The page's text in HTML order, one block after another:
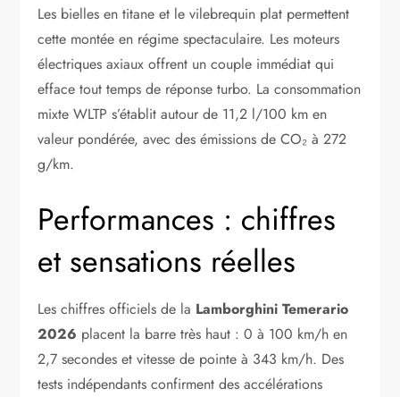
Les bielles en titane et le vilebrequin plat permettent
cette montée en régime spectaculaire. Les moteurs
électriques axiaux offrent un couple immédiat qui
efface tout temps de réponse turbo. La consommation
mixte WLTP s’établit autour de 11,2 l/100 km en
valeur pondérée, avec des émissions de CO₂ à 272
g/km.
Performances : chiffres
et sensations réelles
Les chiffres officiels de la Lamborghini Temerario
2026 placent la barre très haut : 0 à 100 km/h en
2,7 secondes et vitesse de pointe à 343 km/h. Des
tests indépendants confirment des accélérations